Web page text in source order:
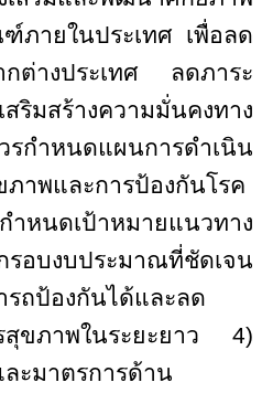
ภายในประเทศ เพื่อลด
กต่างประเทศ ลดภาระ
ริมสร้างความมั่นคงทาง
รกำหนดแผนการดำเนิน
ภาพและการป้องกันโรค
หนดเป้าหมายแนวทาง
อบงบประมาณที่ชัดเจน
รถป้องกันได้และลด
ขภาพในระยะยาว 4)
ะมาตรการด้าน